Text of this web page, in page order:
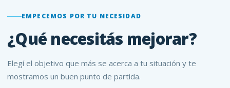
EMPECEMOS POR TU NECESIDAD
¿Qué necesitás mejorar?
Elegí el objetivo que más se acerca a tu situación y te
mostramos un buen punto de partida.